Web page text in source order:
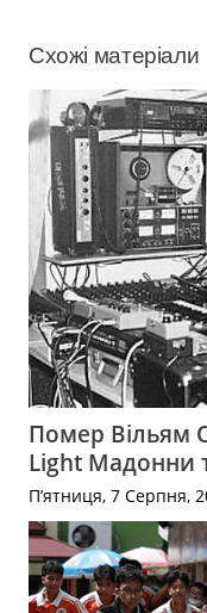
Схожі матеріали
Помер Вільям
Light Мадонни
П’ятниця, 7 Серпня,